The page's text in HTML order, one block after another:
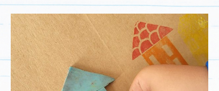
KINDERSEITEN